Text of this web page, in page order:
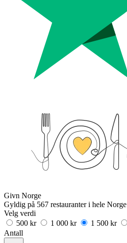
Givn Norge
Gyldig på 567 restauranter i hele Norge
Velg verdi
500 kr
1 000 kr 1 500 kr
Antall